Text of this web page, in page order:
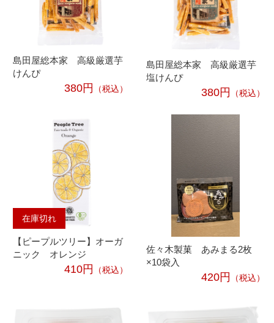
島田屋総本家 高級厳選芋
けんぴ
380円 （税込）
島田屋総本家 高級厳選芋
塩けんぴ
380円 （税込）
在庫切れ
【ピープルツリー】オーガ
ニック オレンジ
410円 （税込）
佐々木製菓 あみまる2枚
×10袋入
420円 （税込）